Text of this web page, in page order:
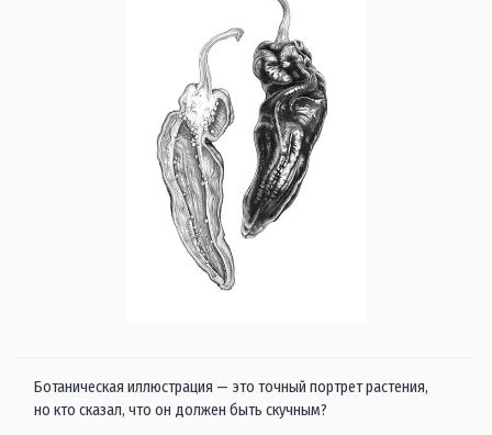
Ботаническая иллюстрация — это точный портрет растения,
но кто сказал, что он должен быть скучным?